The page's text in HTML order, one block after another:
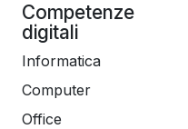
Competenze
digitali
Informatica
Computer
Office